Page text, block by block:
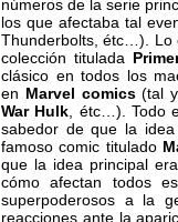
números de la serie
los que afectaba tal
Thunderbolts, étc…). Lo
colección titulada
clásico en todos los
en Marvel comics(tal
War Hulk , étc…). Todo
sabedor de que la
famoso comic titulado
que la idea principal
cómo afectan todos
superpoderosos a la
reacciones ante la